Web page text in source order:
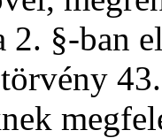
2. §-ban